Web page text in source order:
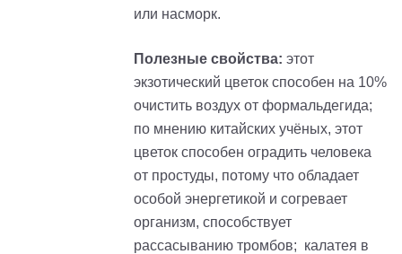
или насморк.
Полезные свойства: этот
экзотический цветок способен на 10%
очистить воздух от формальдегида;
по мнению китайских учёных, этот
цветок способен оградить человека
от простуды, потому что обладает
особой энергетикой и согревает
организм, способствует
рассасыванию тромбов; калатея в